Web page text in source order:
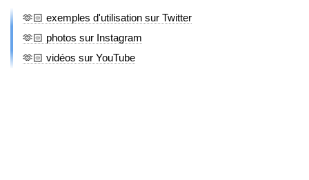
🫶🏻 exemples d'utilisation sur Twitter
🫶🏻 photos sur Instagram
🫶🏻 vidéos sur YouTube